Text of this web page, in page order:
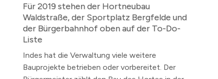
Für 2019 stehen der Hortneubau
Waldstraße, der Sportplatz Bergfelde und
der Bürgerbahnhof oben auf der To-Do-
Liste
Indes hat die Verwaltung viele weitere
Bauprojekte betrieben oder vorbereitet. Der